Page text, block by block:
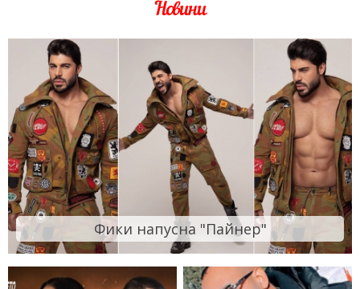
Новини
Фики напусна "Пайнер"